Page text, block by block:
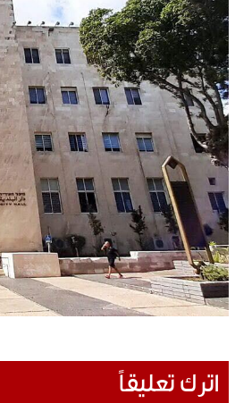
اترك تعليقاً